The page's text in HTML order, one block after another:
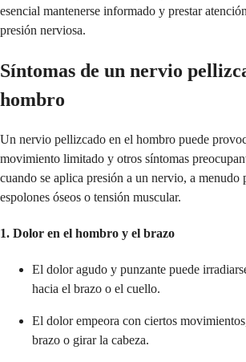
esencial mantenerse informado y prestar
presión nerviosa.
Síntomas de un nervio
hombro
Un nervio pellizcado en el hombro puede
movimiento limitado y otros síntomas
cuando se aplica presión a un nervio, a menudo
espolones óseos o tensión muscular.
1. Dolor en el hombro y el brazo
El dolor agudo y punzante puede
hacia el brazo o el cuello.
El dolor empeora con ciertos
brazo o girar la cabeza.